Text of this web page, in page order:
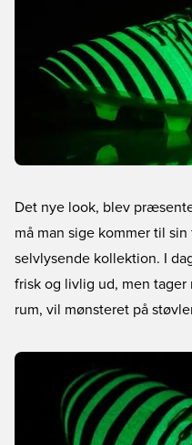
Det nye look, blev
må man sige kommer til
selvlysende kollektion. I
frisk og livlig ud, men
rum, vil mønsteret på